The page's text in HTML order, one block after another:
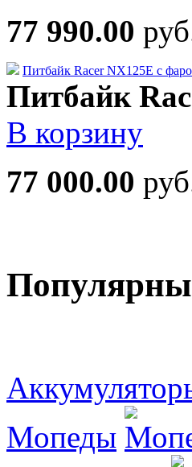
77 990.00
Питбайк Racer NX125E с
Питбайк
В корзину
77 000.00
Мопеды